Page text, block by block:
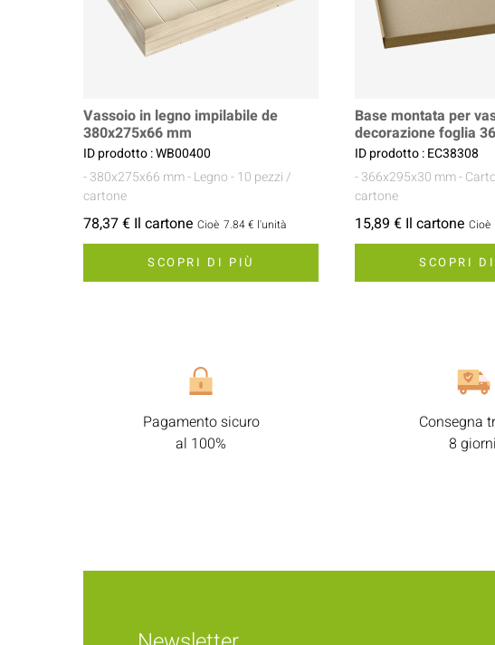
Vassoio in legno impilabile de
380x275x66 mm
ID prodotto : WB00400
- 380x275x66 mm- Legno- 10 pezzi /
cartone
78,37 € Il cartone Cioè 7.84 € l'unità
SCOPRI DI PIÙ
Base montata per
decorazione foglia
ID prodotto : EC38308
- 366x295x30 mm-
cartone
15,89 € Il cartone Cioè
SCOPRI
Pagamento sicuro
al 100%
Consegna
8 giorni